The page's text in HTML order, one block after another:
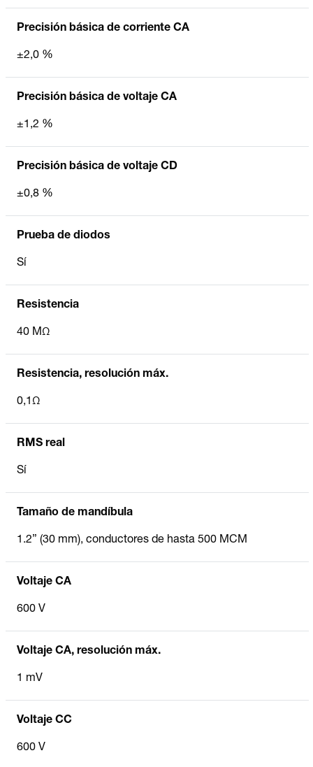
Precisión básica de corriente CA
±2,0 %
Precisión básica de voltaje CA
±1,2 %
Precisión básica de voltaje CD
±0,8 %
Prueba de diodos
Sí
Resistencia
40 MΩ
Resistencia, resolución máx.
0,1Ω
RMS real
Sí
Tamaño de mandíbula
1.2” (30 mm), conductores de hasta 500 MCM
Voltaje CA
600 V
Voltaje CA, resolución máx.
1 mV
Voltaje CC
600 V